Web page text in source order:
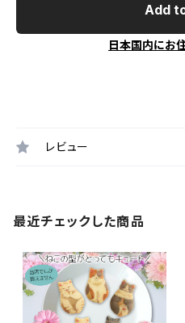
Add
日本国内にお
レビュー
最近チェックした商品